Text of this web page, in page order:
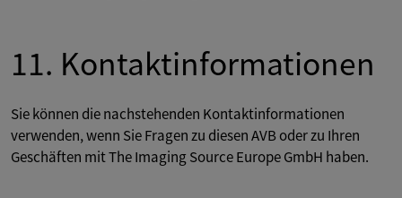
11. Kontaktinformationen
Sie können die nachstehenden Kontaktinformationen
verwenden, wenn Sie Fragen zu diesen AVB oder zu Ihren
Geschäften mit The Imaging Source Europe GmbH haben.